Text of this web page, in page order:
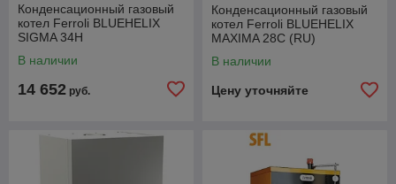
Конденсационный газовый
котел Ferroli BLUEHELIX
SIGMA 34H
В наличии
14 652 руб.
Конденсационный газовый
котел Ferroli BLUEHELIX
MAXIMA 28C (RU)
В наличии
Цену уточняйте